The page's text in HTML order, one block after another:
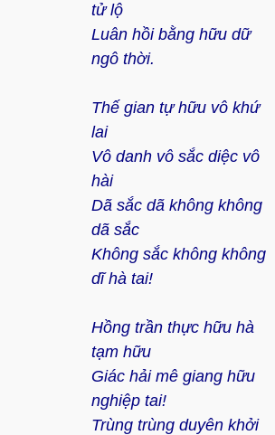
tử lộ
Luân hồi bằng hữu dữ
ngô thời.
Thế gian tự hữu vô khứ
lai
Vô danh vô sắc diệc vô
hài
Dã sắc dã không không
dã sắc
Không sắc không không
dĩ hà tai!
Hồng trần thực hữu hà
tạm hữu
Giác hải mê giang hữu
nghiệp tai!
Trùng trùng duyên khởi